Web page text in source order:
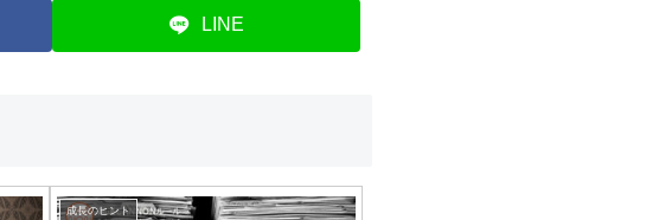
LINE
成長のヒント